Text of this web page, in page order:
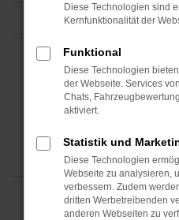
Diese Technologien sind
Kernfunktionalität der
Funktional
Diese Technologien
der Webseite. Services
Chats,
aktiviert.
Statistik und
Diese Technologien
Webseite zu analysieren,
verbessern. Zudem
dritten Werbetreibenden
anderen Webseiten zu